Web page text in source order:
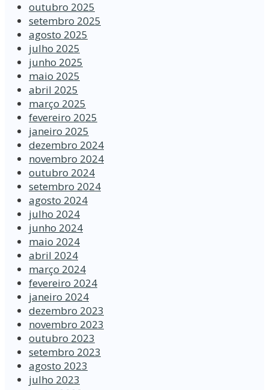
outubro 2025
setembro 2025
agosto 2025
julho 2025
junho 2025
maio 2025
abril 2025
março 2025
fevereiro 2025
janeiro 2025
dezembro 2024
novembro 2024
outubro 2024
setembro 2024
agosto 2024
julho 2024
junho 2024
maio 2024
abril 2024
março 2024
fevereiro 2024
janeiro 2024
dezembro 2023
novembro 2023
outubro 2023
setembro 2023
agosto 2023
julho 2023